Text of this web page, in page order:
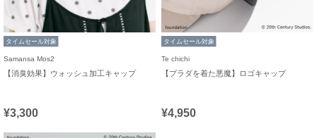
タイムセール対象
Samansa Mos2
【消臭効果】ウォッシュ加工キャップ
¥3,300
タイムセール対象
Te chichi
【プラダを着た悪魔】ロゴキャップ
¥4,950